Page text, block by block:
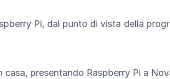
Pi, dal punto di vista della
presentando Raspberry Pi a